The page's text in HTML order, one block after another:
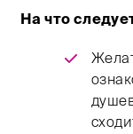
На что